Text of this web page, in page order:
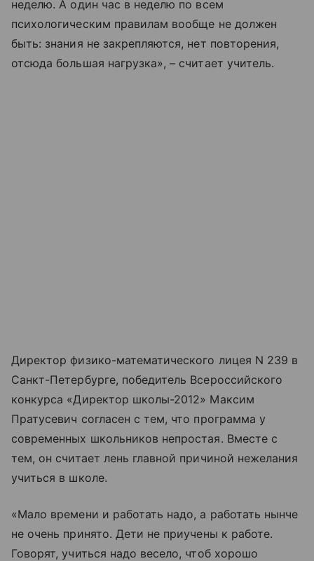
неделю. А один час в неделю по всем
психологическим правилам вообще не должен
быть: знания не закрепляются, нет повторения,
отсюда большая нагрузка», – считает учитель.
Директор физико-математического лицея N 239 в
Санкт-Петербурге, победитель Всероссийского
конкурса «Директор школы-2012» Максим
Пратусевич согласен с тем, что программа у
современных школьников непростая. Вместе с
тем, он считает лень главной причиной нежелания
учиться в школе.
«Мало времени и работать надо, а работать нынче
не очень принято. Дети не приучены к работе.
Говорят, учиться надо весело, чтоб хорошо